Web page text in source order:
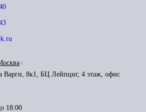
Варги, 8к1, БЦ Лейпциг, 4 этаж, офис
18:00